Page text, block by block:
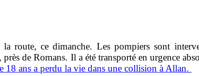
route, ce dimanche. Les pompiers sont
de Romans. Il a été transporté en urgence
18 ans a perdu la vie dans une collision à Allan.